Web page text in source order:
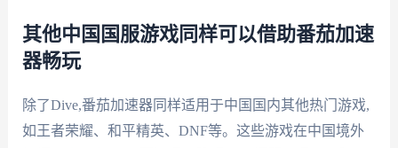
其他中国国服游戏同样可以借助番茄加速
器畅玩
除了Dive,番茄加速器同样适用于中国国内其他热门游戏,
如王者荣耀、和平精英、DNF等。这些游戏在中国境外